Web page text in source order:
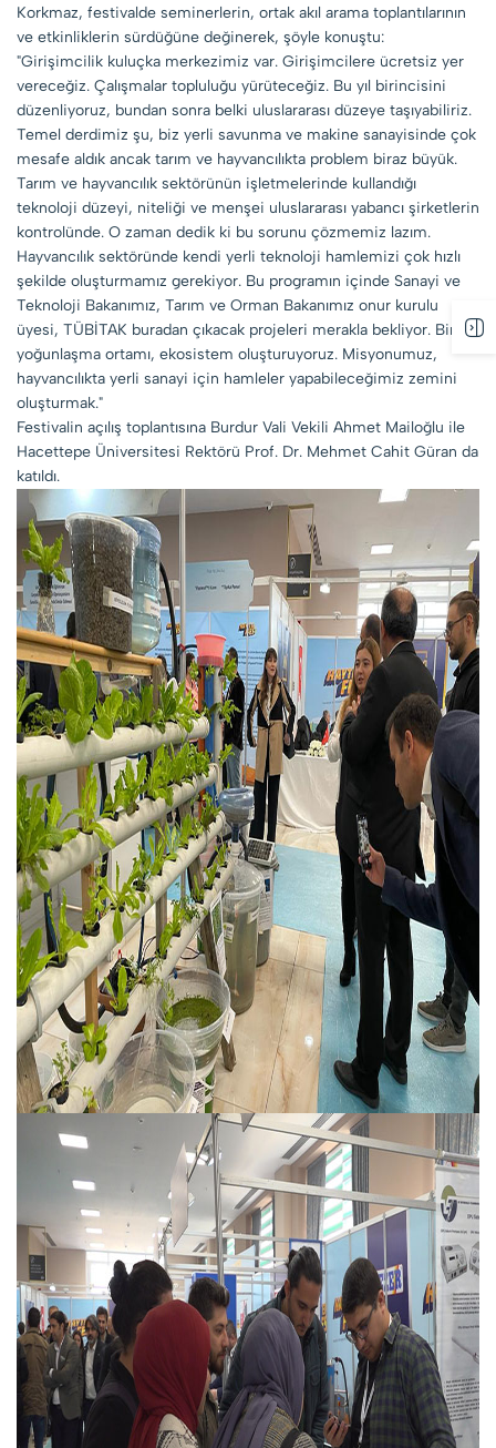
Korkmaz, festivalde seminerlerin, ortak akıl arama toplantılarının
ve etkinliklerin sürdüğüne değinerek, şöyle konuştu:
"Girişimcilik kuluçka merkezimiz var. Girişimcilere ücretsiz yer
vereceğiz. Çalışmalar topluluğu yürüteceğiz. Bu yıl birincisini
düzenliyoruz, bundan sonra belki uluslararası düzeye taşıyabiliriz.
Temel derdimiz şu, biz yerli savunma ve makine sanayisinde çok
mesafe aldık ancak tarım ve hayvancılıkta problem biraz büyük.
Tarım ve hayvancılık sektörünün işletmelerinde kullandığı
teknoloji düzeyi, niteliği ve menşei uluslararası yabancı şirketlerin
kontrolünde. O zaman dedik ki bu sorunu çözmemiz lazım.
Hayvancılık sektöründe kendi yerli teknoloji hamlemizi çok hızlı
şekilde oluşturmamız gerekiyor. Bu programın içinde Sanayi ve
Teknoloji Bakanımız, Tarım ve Orman Bakanımız onur kurulu
üyesi, TÜBİTAK buradan çıkacak projeleri merakla bekliyor. Bir
yoğunlaşma ortamı, ekosistem oluşturuyoruz. Misyonumuz,
hayvancılıkta yerli sanayi için hamleler yapabileceğimiz zemini
oluşturmak."
Festivalin açılış toplantısına Burdur Vali Vekili Ahmet Mailoğlu ile
Hacettepe Üniversitesi Rektörü Prof. Dr. Mehmet Cahit Güran da
katıldı.